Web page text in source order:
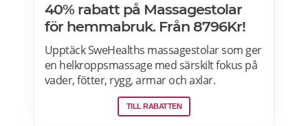
40% rabatt på Massagestolar
för hemmabruk. Från 8796Kr!
Upptäck SweHealths massagestolar som ger
en helkroppsmassage med särskilt fokus på
vader, fötter, rygg, armar och axlar.
Fördelarna med att använda en massagestol
inkluderar: förbättra blodcirkulationen,
TILL RABATTEN